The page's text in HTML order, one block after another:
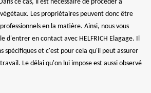
ce cas, il est nécessaire de procéder à
Les propriétaires peuvent donc être
en la matière. Ainsi, nous vous
d'entrer en contact avec HELFRICH Elagage. Il
spécifiques et c'est pour cela qu'il peut assurer
Le délai qu'on lui impose est aussi observé